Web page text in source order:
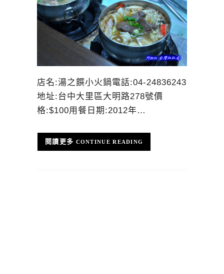
店名:湯之饌小火鍋電話:04-24836243
地址:台中大里區大明路278號價
格:$100用餐日期:2012年…
CONTINUE READING